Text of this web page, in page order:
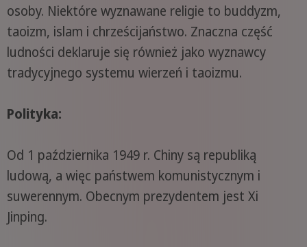
osoby. Niektóre wyznawane religie to buddyzm,
taoizm, islam i chrześcijaństwo. Znaczna część
ludności deklaruje się również jako wyznawcy
tradycyjnego systemu wierzeń i taoizmu.
Polityka:
Od 1 października 1949 r. Chiny są republiką
ludową, a więc państwem komunistycznym i
suwerennym. Obecnym prezydentem jest Xi
Jinping.